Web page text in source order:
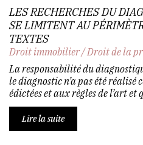
LES RECHERCHES DU
SE LIMITENT AU
TEXTES
Droit immobilier/Droit de la
La responsabilité du
le diagnostic n’a pas été
édictées et aux règles de l’art et
Lire la suite